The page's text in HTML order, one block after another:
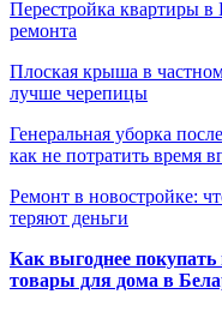
Перестройка квартиры в
ремонта
Плоская крыша в
лучше черепицы
Генеральная уборка
как не потратить время
Ремонт в новостройке:
теряют деньги
Как выгоднее
товары для дома в